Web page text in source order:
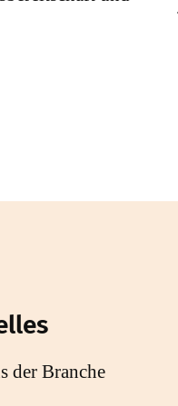
der Branche